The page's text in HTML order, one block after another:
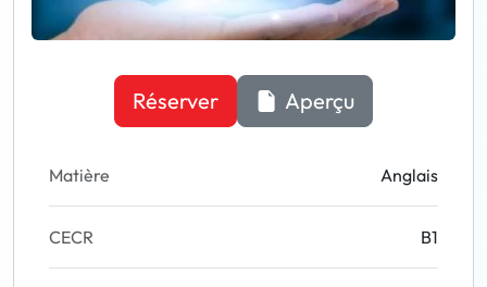
Réserver Aperçu
Matière Anglais
CECR B1